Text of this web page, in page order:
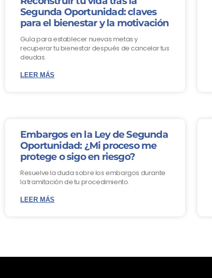
Segunda Oportunidad: claves
para el bienestar y la motivación
Guía para establecer nuevas metas y
recuperar tu bienestar después de cancelar tus
deudas.
LEER MÁS
Embargos en la Ley de Segunda
Oportunidad: ¿Mi proceso me
protege o sigo en riesgo?
Resuelve la duda sobre los embargos durante
la tramitación de tu procedimiento.
LEER MÁS